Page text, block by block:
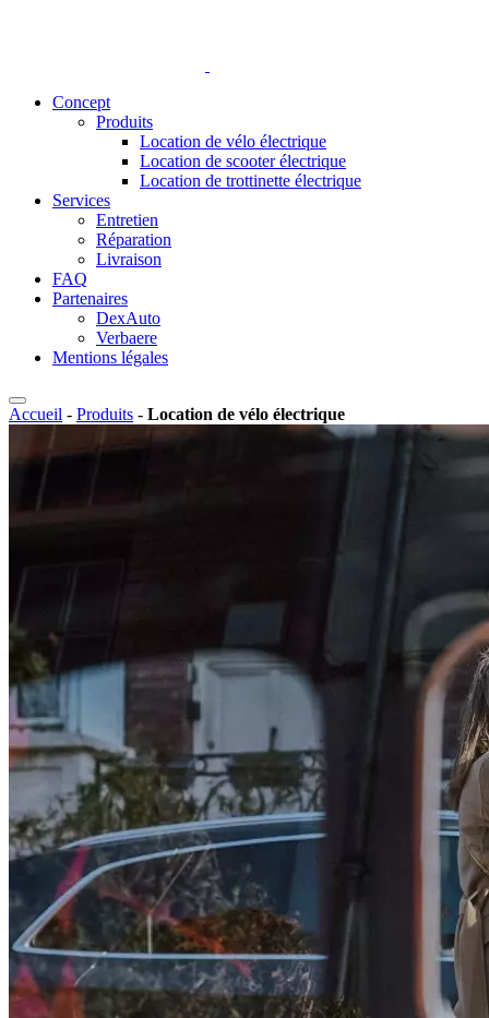
Concept
Produits
Location de vélo électrique
Location de scooter électrique
Location de trottinette électrique
Services
Entretien
Réparation
Livraison
FAQ
Partenaires
DexAuto
Verbaere
Mentions légales
Accueil - Produits - Location de vélo électrique